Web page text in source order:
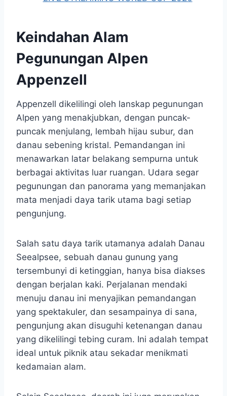
Keindahan Alam
Pegunungan Alpen
Appenzell
Appenzell dikelilingi oleh lanskap pegunungan
Alpen yang menakjubkan, dengan puncak-
puncak menjulang, lembah hijau subur, dan
danau sebening kristal. Pemandangan ini
menawarkan latar belakang sempurna untuk
berbagai aktivitas luar ruangan. Udara segar
pegunungan dan panorama yang memanjakan
mata menjadi daya tarik utama bagi setiap
pengunjung.
Salah satu daya tarik utamanya adalah Danau
Seealpsee, sebuah danau gunung yang
tersembunyi di ketinggian, hanya bisa diakses
dengan berjalan kaki. Perjalanan mendaki
menuju danau ini menyajikan pemandangan
yang spektakuler, dan sesampainya di sana,
pengunjung akan disuguhi ketenangan danau
yang dikelilingi tebing curam. Ini adalah tempat
ideal untuk piknik atau sekadar menikmati
kedamaian alam.